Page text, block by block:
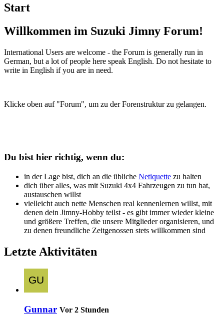
Start
Willkommen im Suzuki Jimny Forum!
International Users are welcome - the Forum is generally run in
German, but a lot of people here speak English. Do not hesitate to
write in English if you are in need.
Klicke oben auf "Forum", um zu der Forenstruktur zu gelangen.
Du bist hier richtig, wenn du:
in der Lage bist, dich an die übliche Netiquette zu halten
dich über alles, was mit Suzuki 4x4 Fahrzeugen zu tun hat,
austauschen willst
vielleicht auch nette Menschen real kennenlernen willst, mit
denen dein Jimny-Hobby teilst - es gibt immer wieder kleine
und größere Treffen, die unsere Mitglieder organisieren, und
zu denen freundliche Zeitgenossen stets willkommen sind
Letzte Aktivitäten
Gunnar Vor 2 Stunden